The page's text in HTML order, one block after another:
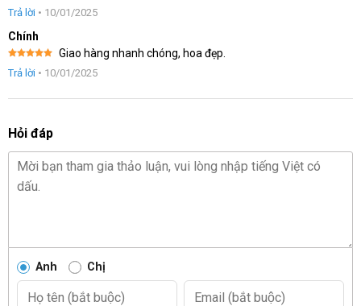
Được xếp
hạng5 5
Trả lời • 10/01/2025
Chính
Được xếp
hạng5 5
Giao hàng nhanh chóng, hoa đẹp.
Trả lời • 10/01/2025
Hỏi đáp
Anh Chị